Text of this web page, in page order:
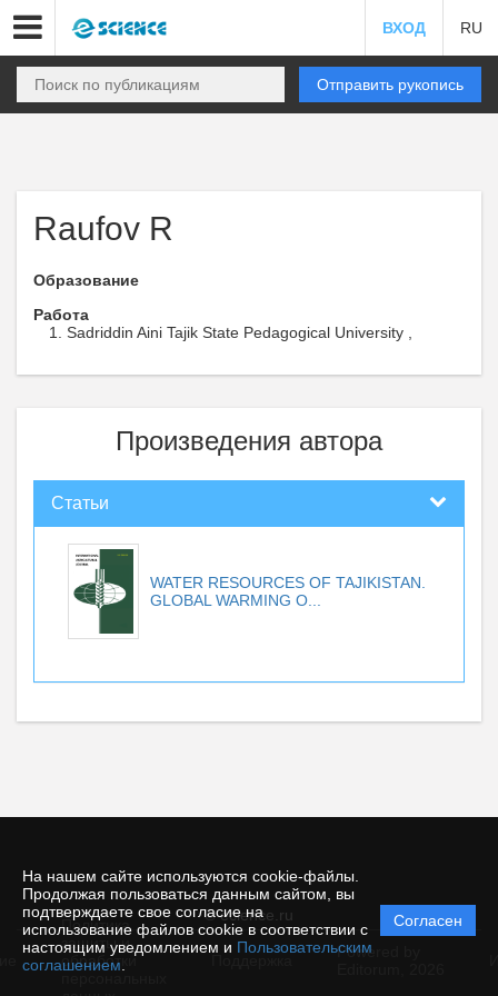
На нашем сайте используются cookie-файлы.
Продолжая пользоваться данным сайтом, вы
подтверждаете свое согласие на
использование файлов cookie в соответствии с
настоящим уведомлением и Пользовательским
соглашением
Согласен
ВХОД RU
Отправить рукопись
Raufov R
Образование
Работа
Sadriddin Aini Tajik State Pedagogical University ,
Произведения автора
Статьи
WATER RESOURCES OF TAJIKISTAN.
GLOBAL WARMING O...
© ecience.ru
Политика
защиты и
обработки
Powered by